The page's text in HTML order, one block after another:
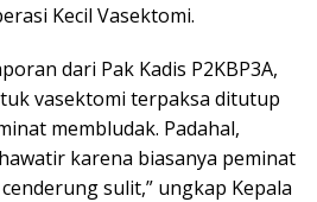
Kecil Vasektomi.
dari Pak Kadis P2KBP3A,
vasektomi terpaksa ditutup
membludak. Padahal,
karena biasanya peminat
sulit,” ungkap Kepala